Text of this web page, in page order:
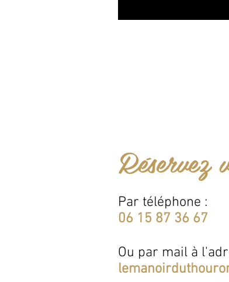
Réservez
Par téléphone :
06 15 87 36 67
Ou par mail à